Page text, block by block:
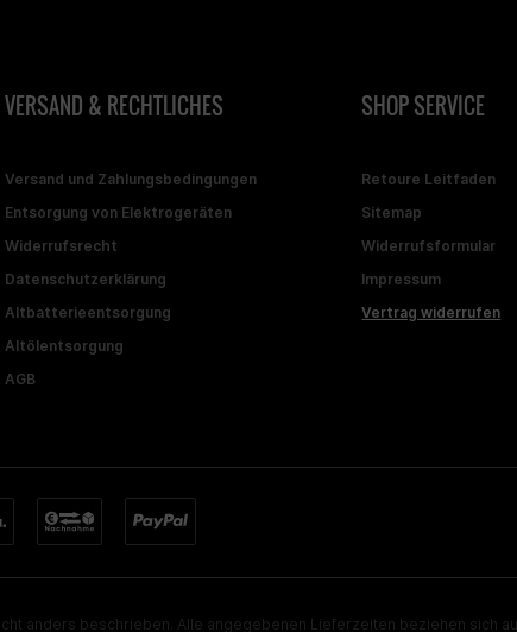
VERSAND & RECHTLICHES
Versand und Zahlungsbedingungen
Entsorgung von Elektrogeräten
Widerrufsrecht
Datenschutzerklärung
Altbatterieentsorgung
Altölentsorgung
AGB
SHOP SERVICE
Retoure Leitfaden
Sitemap
Widerrufsformular
Impressum
Vertrag widerrufen
anders beschrieben. Alle angegebenen Lieferzeiten beziehen sich